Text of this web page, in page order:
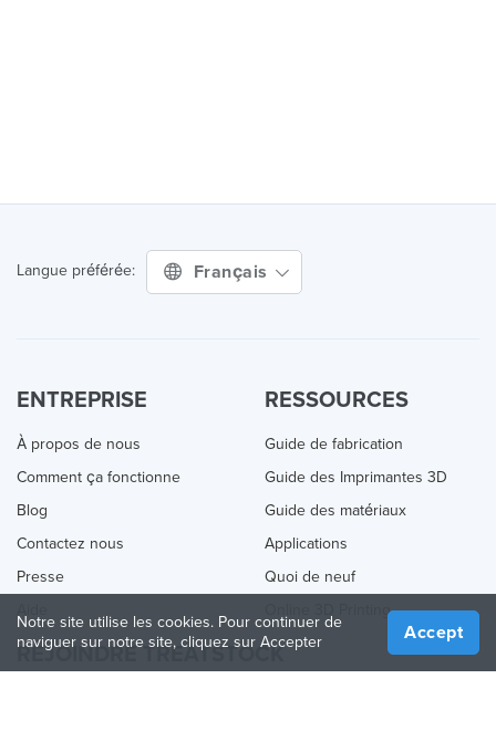
Langue préférée: Français
ENTREPRISE
À propos de nous
Comment ça fonctionne
Blog
Contactez nous
Presse
RESSOURCES
Guide de fabrication
Guide des Imprimantes 3D
Guide des matériaux
Applications
Quoi de neuf
Online 3D Printing
REJOINDRE TREATSTOCK
Notre site utilise les cookies. Pour continuer de
naviguer sur notre site, cliquez sur Accepter
Accept